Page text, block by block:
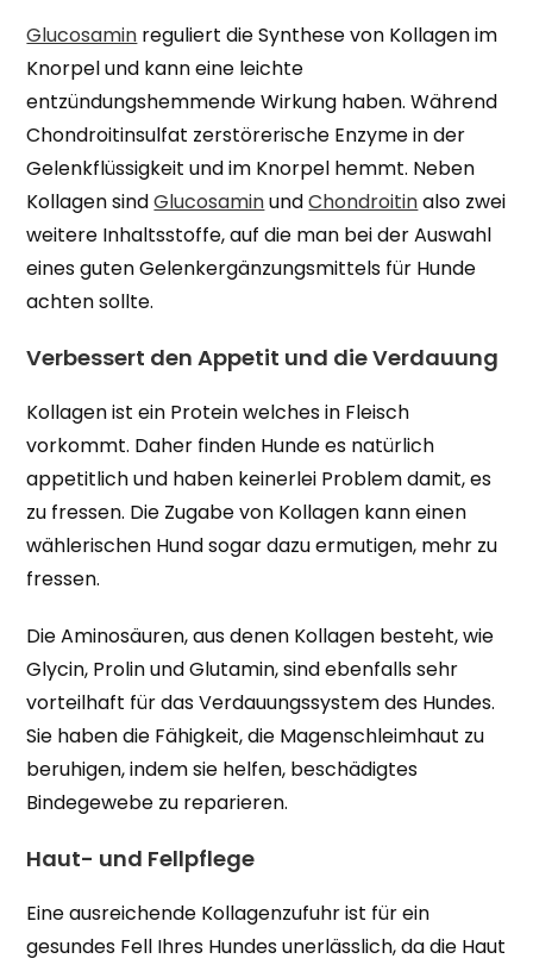
Glucosamin reguliert die Synthese von Kollagen im
Knorpel und kann eine leichte
entzündungshemmende Wirkung haben. Während
Chondroitinsulfat zerstörerische Enzyme in der
Gelenkflüssigkeit und im Knorpel hemmt. Neben
Kollagen sindGlucosaminundChondroitinalso zwei
weitere Inhaltsstoffe, auf die man bei der Auswahl
eines guten Gelenkergänzungsmittels für Hunde
achten sollte.
Verbessert den Appetit und die Verdauung
Kollagen ist ein Protein welches in Fleisch
vorkommt. Daher finden Hunde es natürlich
appetitlich und haben keinerlei Problem damit, es
zu fressen. Die Zugabe von Kollagen kann einen
wählerischen Hund sogar dazu ermutigen, mehr zu
fressen.
Die Aminosäuren, aus denen Kollagen besteht, wie
Glycin, Prolin und Glutamin, sind ebenfalls sehr
vorteilhaft für das Verdauungssystem des Hundes.
Sie haben die Fähigkeit, die Magenschleimhaut zu
beruhigen, indem sie helfen, beschädigtes
Bindegewebe zu reparieren.
Haut- und Fellpflege
Eine ausreichende Kollagenzufuhr ist für ein
gesundes Fell Ihres Hundes unerlässlich, da die Haut